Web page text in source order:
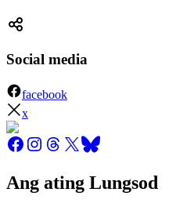
Social media
facebook
x
Ang ating Lungsod